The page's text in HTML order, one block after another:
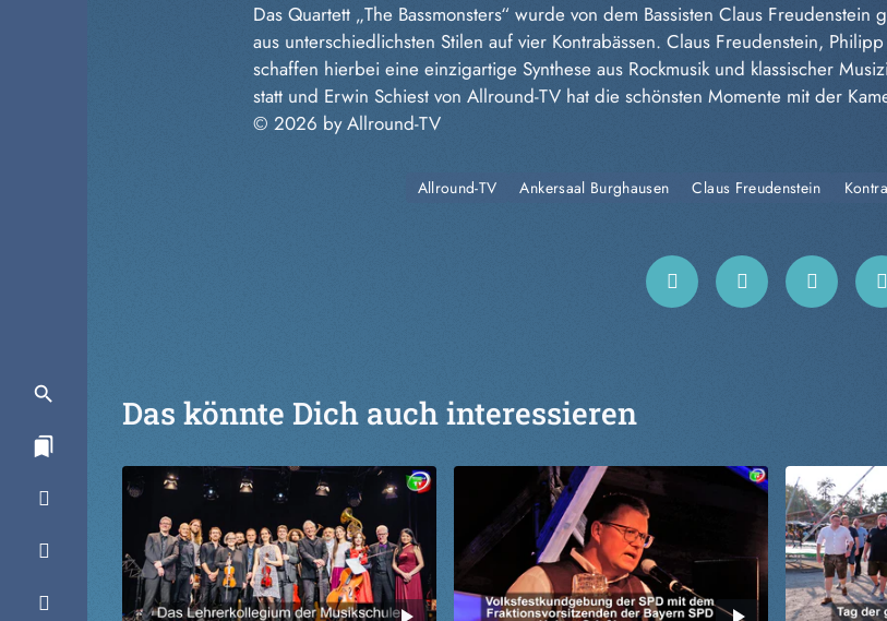
Das Quartett „The Bassmonsters“ wurde von dem Bassisten Claus
aus unterschiedlichsten Stilen auf vier Kontrabässen. Claus Freudenstein,
schaffen hierbei eine einzigartige Synthese aus Rockmusik und klassischer
statt und Erwin Schiest von Allround-TV hat die schönsten Momente mit der
© 2026 by Allround-TV
Allround-TV Ankersaal Burghausen Claus Freudenstein
Das könnte Dich auch interessieren